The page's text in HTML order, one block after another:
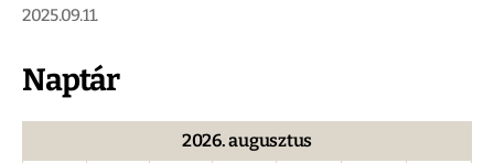
2025.09.11.
Naptár
2026. augusztus